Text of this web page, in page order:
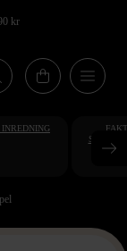
kr
INREDNING